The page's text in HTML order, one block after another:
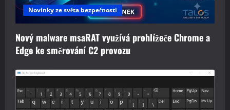
Novinky ze světa bezpečnosti
Nový malware msaRAT využívá prohlížeče Chrome a
Edge ke směrování C2 provozu